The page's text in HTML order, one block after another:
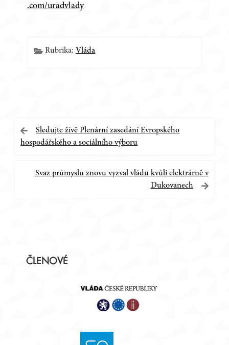
.com/uradvlady
Rubrika: Vláda
Navigace
pro
příspěvek
Sledujte živě Plenární zasedání Evropského
hospodářského a sociálního výboru
Svaz průmyslu znovu vyzval vládu kvůli elektrárně v
Dukovanech
ČLENOVÉ